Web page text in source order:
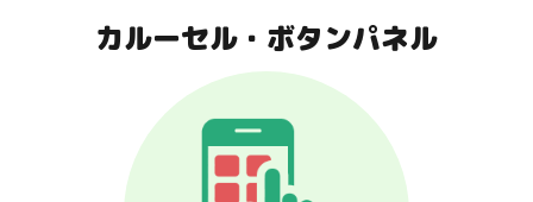
カルーセル・ボタンパネル